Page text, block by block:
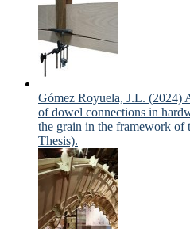
Gómez Royuela, J.L. (2024)
of dowel connections in
the grain in the framework of
Thesis).